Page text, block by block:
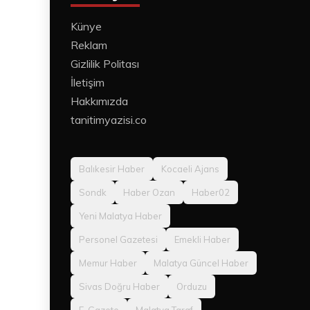
Künye
Reklam
Gizlilik Politası
İletişim
Hakkımızda
tanitimyazisi.co
Balıkesir Haber Kocaeli Ajans
Sondk Haber Ozan Haber02
Yeni Malatya Haber
Personel Gazetesi Emekli Haber
Memur Haber Malatya Güncel Haber
Sivas Doğru Haber Orduzu